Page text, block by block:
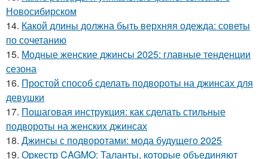
Новосибирском
14. Какой длины должна быть верхняя одежда: советы
по сочетанию
15. Модные женские джинсы 2025: главные тенденции
сезона
16. Простой способ сделать подвороты на джинсах для
девушки
17. Пошаговая инструкция: как сделать стильные
подвороты на женских джинсах
18. Джинсы с подворотами: мода будущего 2025
19. Оркестр CAGMO: Таланты, которые объединяют